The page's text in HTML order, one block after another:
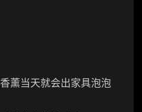
薰当天就会出家具泡泡